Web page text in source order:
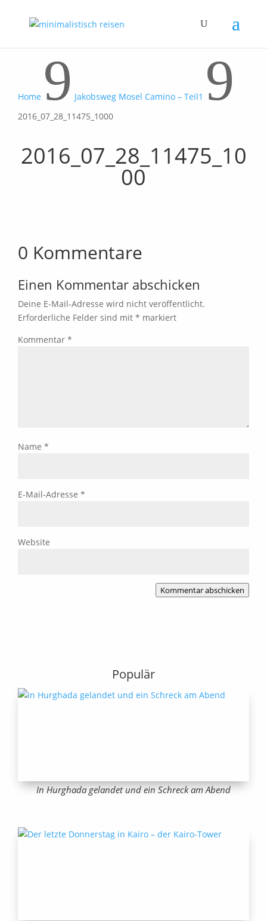
Home 9 Jakobsweg Mosel Camino – Teil1 9
2016_07_28_11475_1000
2016_07_28_11475_10
00
0 Kommentare
Einen Kommentar abschicken
Deine E-Mail-Adresse wird nicht veröffentlicht.
Erforderliche Felder sind mit * markiert
Kommentar *
Name *
E-Mail-Adresse *
Website
Kommentar abschicken
Populär
In Hurghada gelandet und ein Schreck am Abend